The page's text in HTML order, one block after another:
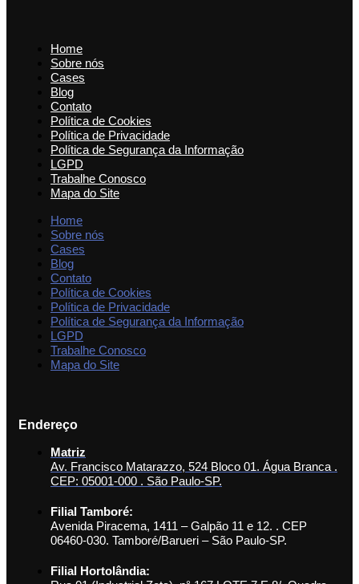
Home
Sobre nós
Cases
Blog
Contato
Política de Cookies
Política de Privacidade
Política de Segurança da Informação
LGPD
Trabalhe Conosco
Mapa do Site
Home
Sobre nós
Cases
Blog
Contato
Política de Cookies
Política de Privacidade
Política de Segurança da Informação
LGPD
Trabalhe Conosco
Mapa do Site
Endereço
Matriz
Av. Francisco Matarazzo, 524 Bloco 01. Água Branca .
CEP: 05001-000 . São Paulo-SP.
Filial Tamboré:
Avenida Piracema, 1411 – Galpão 11 e 12. . CEP
06460-030. Tamboré/Barueri – São Paulo-SP.
Filial Hortolândia: